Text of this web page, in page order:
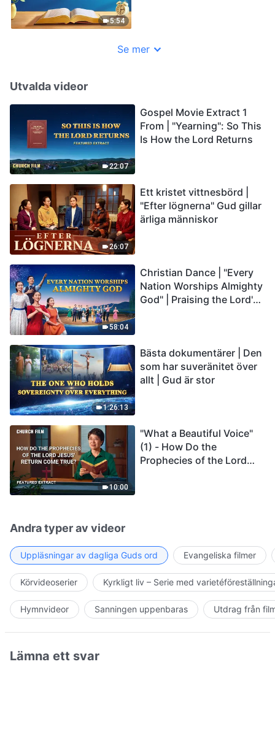
5:54
Se mer
Utvalda videor
22:07
Gospel Movie Extract 1
From | "Yearning": So This
Is How the Lord Returns
26:07
Ett kristet vittnesbörd |
"Efter lögnerna" Gud gillar
ärliga människor
58:04
Christian Dance | "Every
Nation Worships Almighty
God" | Praising the Lord's
1:26:13
Bästa dokumentärer | Den
som har suveränitet över
allt | Gud är stor
10:00
"What a Beautiful Voice"
(1) - How Do the
Prophecies of the Lord
Andra typer av videor
Uppläsningar av dagliga Guds ord Evangeliska filmer
Körvideoserier Kyrkligt liv – Serie med
Hymnvideor Sanningen uppenbaras Utdrag från
Lämna ett svar